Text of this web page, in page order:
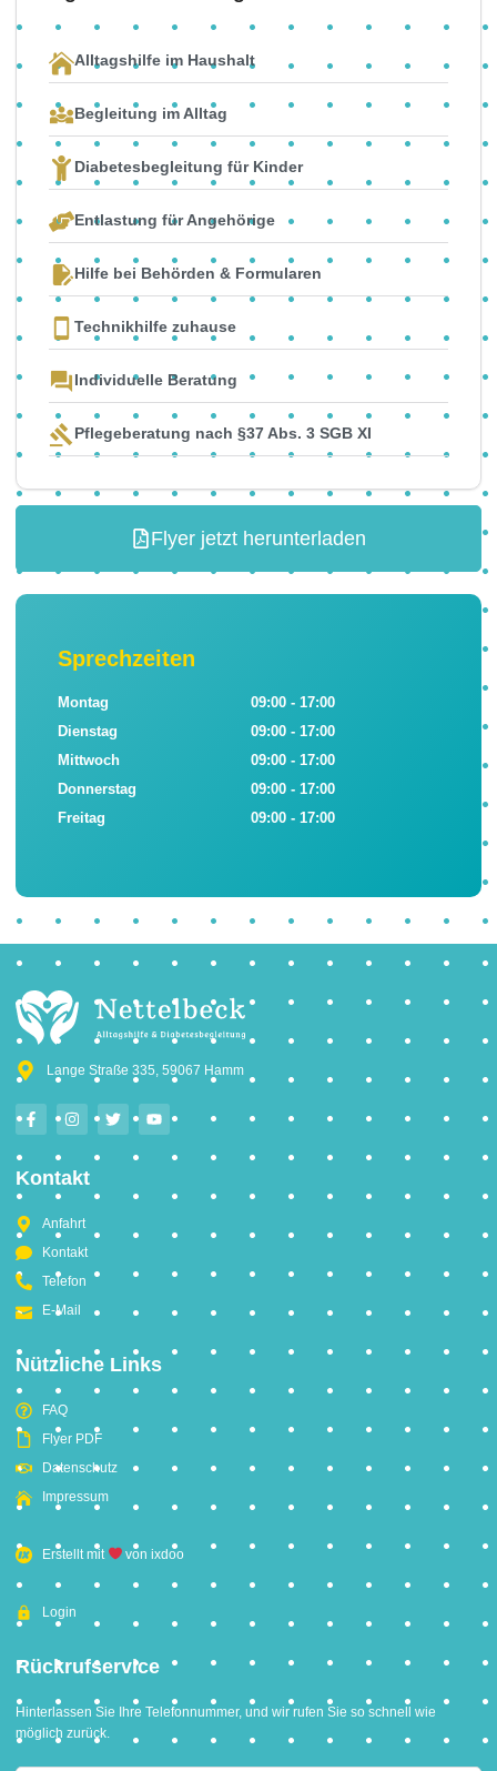
Alltagshilfe im Haushalt
Begleitung im Alltag
Diabetesbegleitung für Kinder
Entlastung für Angehörige
Hilfe bei Behörden & Formularen
Technikhilfe zuhause
Individuelle Beratung
Pflegeberatung nach §37 Abs. 3 SGB XI
Flyer jetzt herunterladen
Sprechzeiten
Montag
09:00 - 17:00
Dienstag
09:00 - 17:00
Mittwoch
09:00 - 17:00
Donnerstag
09:00 - 17:00
Freitag
09:00 - 17:00
Lange Straße 335, 59067 Hamm
Kontakt
Anfahrt
Kontakt
Telefon
E-Mail
Nützliche Links
FAQ
Flyer PDF
Datenschutz
Impressum
Erstellt mit von ixdoo
Login
Rückrufservice
Hinterlassen Sie Ihre Telefonnummer, und wir rufen Sie so schnell wie
möglich zurück.